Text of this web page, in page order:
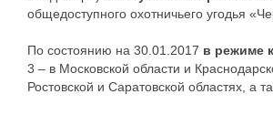
общедоступного охотничьего угодья
По состоянию на 30.01.2017 в режиме
3 – в Московской области и
Ростовской и Саратовской областях, а